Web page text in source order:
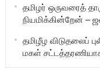
தமிழர் ஒருவரைத்
நியமிக்கின்றேன் –
தமிழீழ விடுதலைப்
மகள்